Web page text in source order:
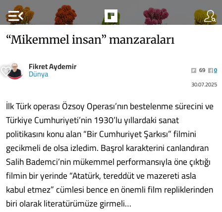
menu_open
“Mikemmel insan” manzaraları
Fikret Aydemir
Dünya 69
0
30.07.2025
İlk Türk operası Özsoy Operası’nın bestelenme sürecini ve
Türkiye Cumhuriyeti’nin 1930’lu yıllarda­ki sanat
politikasını konu alan “Bir Cumhuriyet Şarkısı” filmini
gecik­meli de olsa izledim. Başrol karakte­rini canlandıran
Salih Bademci’nin mükemmel performansıyla öne çık­tığı
filmin bir yerinde “Atatürk, te­reddüt ve mazereti asla
kabul etmez” cümlesi bence en önemli film replik­lerinden
biri olarak literatürümüze girmeli…